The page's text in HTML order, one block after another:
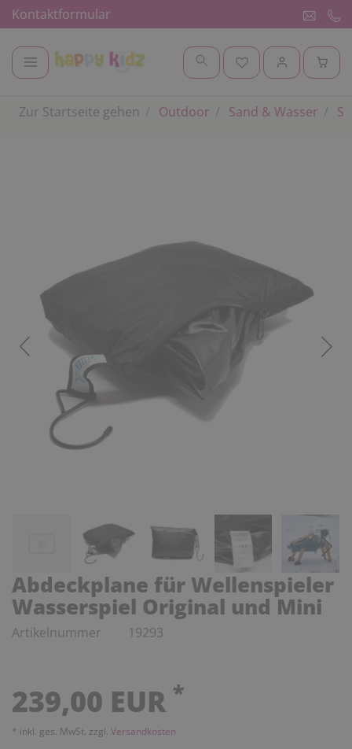
Kontaktformular
Zur Startseite gehen Outdoor Sand & Wasser
Abdeckplane für Wellenspieler
Wasserspiel Original und Mini
Artikelnummer 19293
239,00 EUR *
* inkl. ges. MwSt. zzgl. Versandkosten